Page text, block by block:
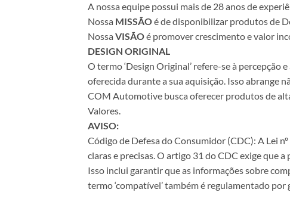
A nossa equipe possui mais de 28 anos de
Nossa MISSÃOé de disponibilizar produtos de
Nossa VISÃOé promover crescimento e valor
DESIGN ORIGINAL
O termo ‘Design Original’ refere-se à
oferecida durante a sua aquisição. Isso abrange
COM Automotive busca oferecer produtos de
Valores.
AVISO:
Código de Defesa do Consumidor (CDC): A Lei
claras e precisas. O artigo 31 do CDC exige que
Isso inclui garantir que as informações sobre
termo ‘compatível’ também é regulamentado